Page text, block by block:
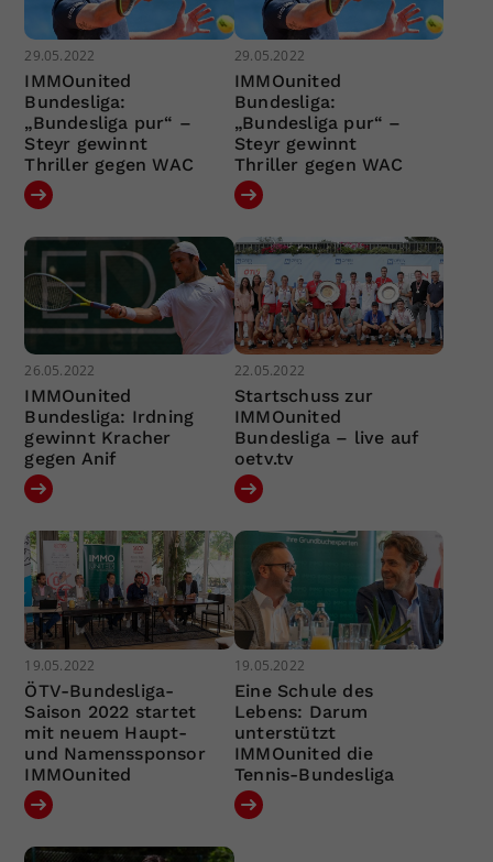
29.05.2022
IMMOunited
Bundesliga:
„Bundesliga pur“ –
Steyr gewinnt
Thriller gegen WAC
29.05.2022
IMMOunited
Bundesliga:
„Bundesliga pur“ –
Steyr gewinnt
Thriller gegen WAC
26.05.2022
IMMOunited
Bundesliga: Irdning
gewinnt Kracher
gegen Anif
22.05.2022
Startschuss zur
IMMOunited
Bundesliga – live auf
oetv.tv
19.05.2022
ÖTV-Bundesliga-
Saison 2022 startet
mit neuem Haupt-
und Namenssponsor
IMMOunited
19.05.2022
Eine Schule des
Lebens: Darum
unterstützt
IMMOunited die
Tennis-Bundesliga